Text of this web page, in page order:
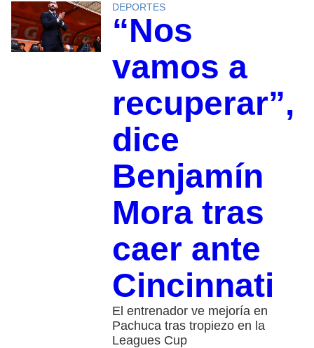
DEPORTES
“Nos
vamos a
recuperar”,
dice
Benjamín
Mora tras
caer ante
Cincinnati
El entrenador ve mejoría en
Pachuca tras tropiezo en la
Leagues Cup